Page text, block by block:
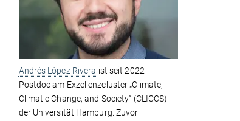
Andrés López Rivera ist seit 2022
Postdoc am Exzellenzcluster „Climate,
Climatic Change, and Society“ (CLICCS)
der Universität Hamburg. Zuvor